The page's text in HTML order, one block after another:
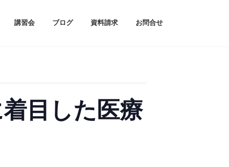
講習会 ブログ 資料請求 お問合せ
目した医療